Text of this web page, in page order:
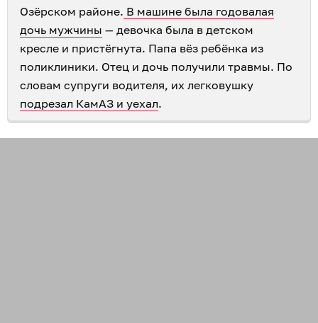
Озёрском районе. В машине была годовалая
дочь мужчины — девочка была в детском
кресле и пристёгнута. Папа вёз ребёнка из
поликлиники. Отец и дочь получили травмы. По
словам супруги водителя, их легковушку
подрезал КамАЗ и уехал.